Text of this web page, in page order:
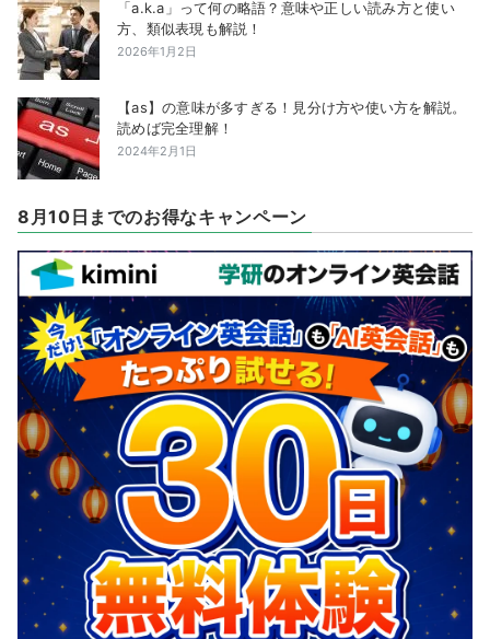
「a.k.a」って何の略語？意味や正しい読み方と使い
方、類似表現も解説！
2026年1月2日
【as】の意味が多すぎる！見分け方や使い方を解説。
読めば完全理解！
2024年2月1日
8月10日までのお得なキャンペーン